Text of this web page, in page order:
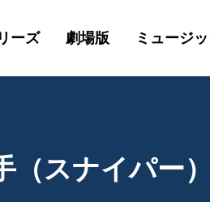
ーズ 劇場版 ミュージ
（スナイパー